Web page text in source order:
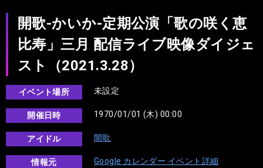
開歌-かいか-定期公演「歌の咲く恵
比寿」三月 配信ライブ映像ダイジェ
スト（2021.3.28）
イベント場所 未設定
開催日時 1970/01/01 (木) 00:00
アイドル 開歌
情報元 Google カレンダー イベント詳細